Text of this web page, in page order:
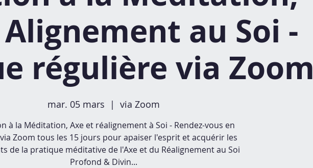
au Soi -
régulière via Zoom
mar. 05 mars
  |
via Zoom
à la Méditation, Axe et réalignement à Soi - Rendez-vous en
Zoom tous les 15 jours pour apaiser l'esprit et acquérir les
de la pratique méditative de l'Axe et du Réalignement au Soi
Profond & Divin...